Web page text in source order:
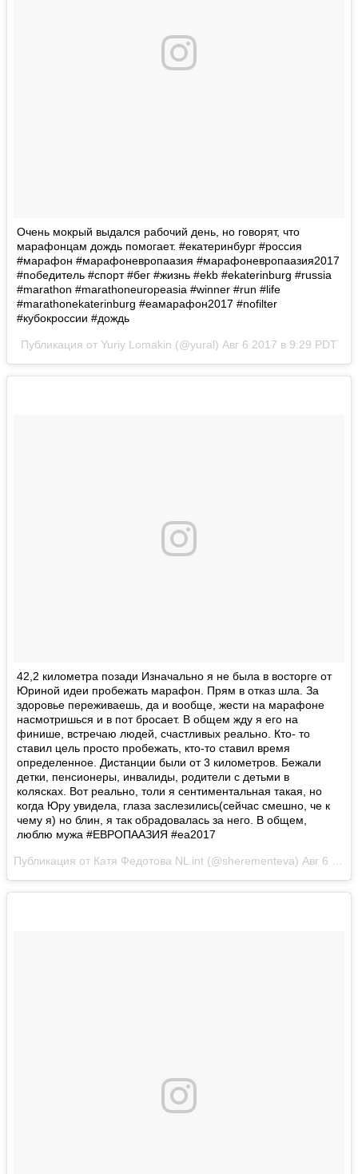
Очень мокрый выдался рабочий день, но говорят, что
марафонцам дождь помогает. #екатеринбург #россия
#марафон #марафоневропаазия #марафоневропаазия2017
#победитель #спорт #бег #жизнь #ekb #ekaterinburg #russia
#marathon #marathoneuropeasia #winner #run #life
#marathonekaterinburg #еамарафон2017 #nofilter
#кубокроссии #дождь
Публикация от Yuriy Lomakin (@yural) Авг 6 2017 в 9:29 PDT
42,2 километра позади Изначально я не была в восторге от
Юриной идеи пробежать марафон. Прям в отказ шла. За
здоровье переживаешь, да и вообще, жести на марафоне
насмотришься и в пот бросает. В общем жду я его на
финише, встречаю людей, счастливых реально. Кто- то
ставил цель просто пробежать, кто-то ставил время
определенное. Дистанции были от 3 километров. Бежали
детки, пенсионеры, инвалиды, родители с детьми в
колясках. Вот реально, толи я сентиментальная такая, но
когда Юру увидела, глаза заслезились(сейчас смешно, че к
чему я) но блин, я так обрадовалась за него. В общем,
люблю мужа #ЕВРОПААЗИЯ #еа2017
Публикация от Катя Федотова NL int (@sherementeva) Авг 6 2017 в 9:54 PDT